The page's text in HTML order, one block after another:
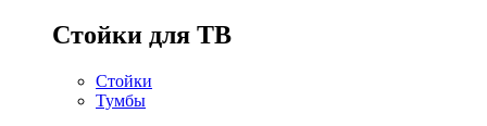
Стойки для ТВ
Стойки
Тумбы